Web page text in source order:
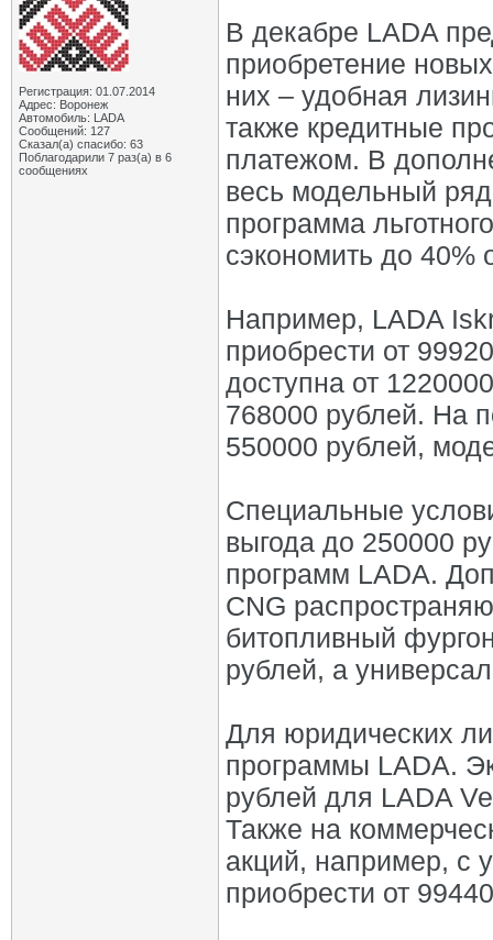
Регистрация: 01.07.2014
Адрес: Воронеж
Автомобиль: LADA
Сообщений: 127
Сказал(а) спасибо: 63
Поблагодарили 7 раз(а) в 6
сообщениях
В декабре LADA
приобретение
них – удобная
также кредитные
платежом. В
весь модельный ряд
программа
сэкономить до 40%
Например, LADA
приобрести от
доступна от
768000 рублей. На
550000 рублей,
Специальные
выгода до 250000
программ LADA.
CNG
битопливный
рублей, а
Для юридических
программы LADA.
рублей для LADA
Также на
акций, например, с
приобрести от